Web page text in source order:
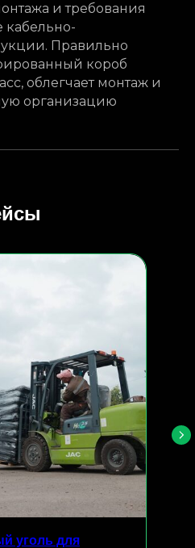
и требования
кабельно-
Правильно
короб
облегчает монтаж и
организацию
уголь для